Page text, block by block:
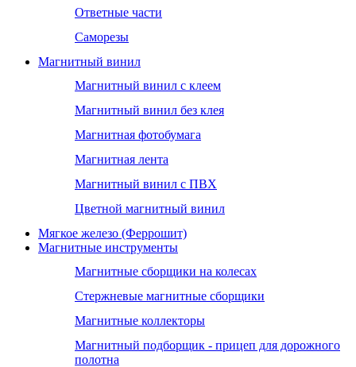
Ответные части
Саморезы
Магнитный винил
Магнитный винил с клеем
Магнитный винил без клея
Магнитная фотобумага
Магнитная лента
Магнитный винил с ПВХ
Цветной магнитный винил
Мягкое железо (Феррошит)
Магнитные инструменты
Магнитные сборщики на колесах
Стержневые магнитные сборщики
Магнитные коллекторы
Магнитный подборщик - прицеп для дорожного
полотна